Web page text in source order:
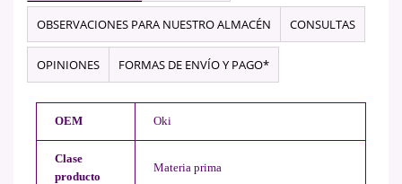
OBSERVACIONES PARA NUESTRO ALMACÉN CONSULTAS
OPINIONES FORMAS DE ENVÍO Y PAGO*
OEM Oki
Clase
producto
Materia prima